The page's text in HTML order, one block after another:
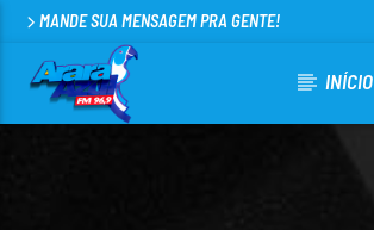
MANDE SUA MENSAGEM PRA GENTE!
INÍCIO